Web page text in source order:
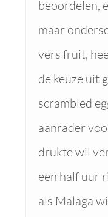
beoordelen,
maar
vers fruit,
de keuze uit
scrambled
aanrader
drukte wil
een half uur
als Malaga